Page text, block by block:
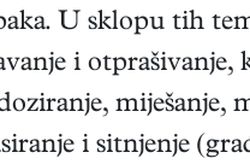
U sklopu tih
i
miješanje,
i sitnjenje